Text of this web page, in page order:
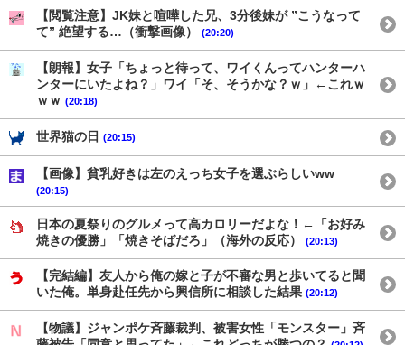
【閲覧注意】JK妹と喧嘩した兄、3分後妹が ”こうなって
て” 絶望する…（衝撃画像）
(20:20)
【朗報】女子「ちょっと待って、ワイくんってハンターハ
ンターにいたよね？」ワイ「そ、そうかな？ｗ」←これｗ
ｗｗ (20:18)
世界猫の日 (20:15)
【画像】貧乳好きは左のえっち女子を選ぶらしいww
(20:15)
日本の夏祭りのグルメって高カロリーだよな！←「お好み
焼きの優勝」「焼きそばだろ」（海外の反応）
(20:13)
【完結編】友人から俺の嫁と子が不審な男と歩いてると聞
いた俺。単身赴任先から興信所に相談した結果 (20:12)
【物議】ジャンポケ斉藤裁判、被害女性「モンスター」斉